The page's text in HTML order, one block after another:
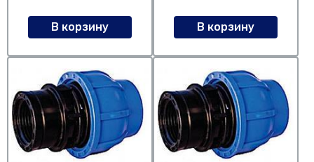
В корзину В корзину